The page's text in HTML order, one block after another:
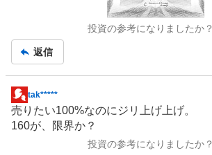
投資の参考になりましたか？
返信
掲
示
板
tak*****
売りたい100%なのにジリ上げ上げ。
160が、限界か？
投資の参考になりましたか？